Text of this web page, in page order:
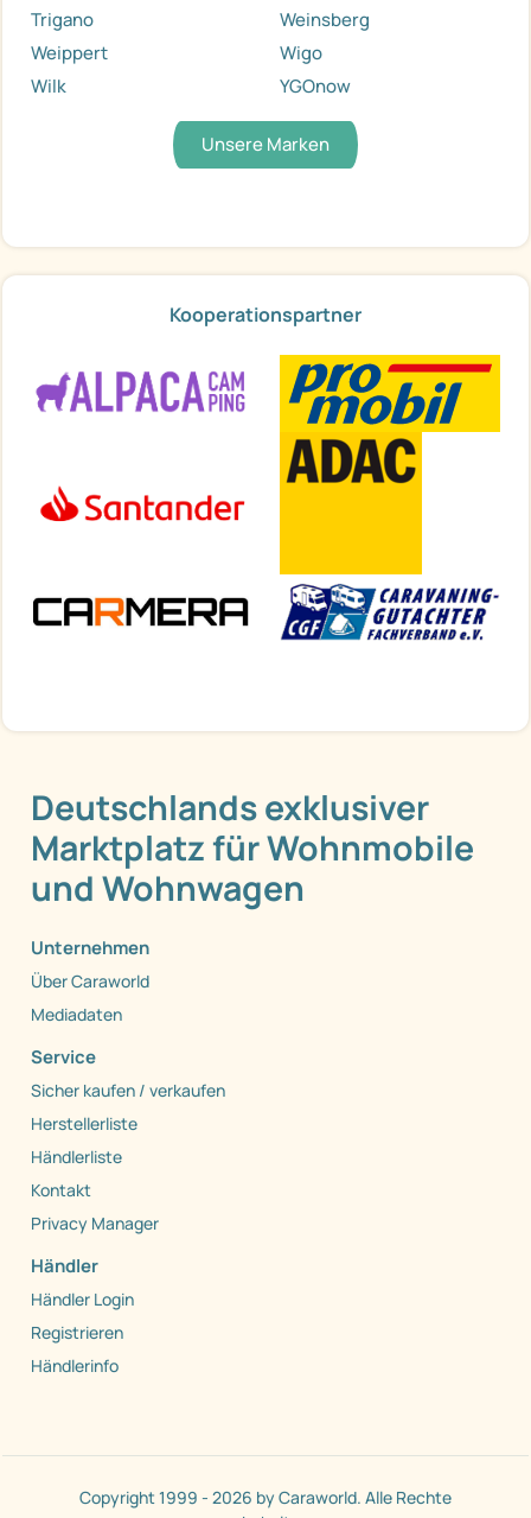
Trigano
Weinsberg
Weippert
Wigo
Wilk
YGOnow
Unsere Marken
Kooperationspartner
Deutschlands exklusiver
Marktplatz für Wohnmobile
und Wohnwagen
Unternehmen
Über Caraworld
Mediadaten
Service
Sicher kaufen / verkaufen
Herstellerliste
Händlerliste
Kontakt
Privacy Manager
Händler
Händler Login
Registrieren
Händlerinfo
Copyright 1999 - 2026 by Caraworld. Alle Rechte